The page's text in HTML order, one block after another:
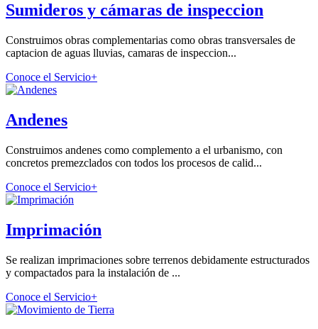
Sumideros y cámaras de inspeccion
Construimos obras complementarias como obras transversales de
captacion de aguas lluvias, camaras de inspeccion...
Conoce el Servicio+
Andenes
Construimos andenes como complemento a el urbanismo, con
concretos premezclados con todos los procesos de calid...
Conoce el Servicio+
Imprimación
Se realizan imprimaciones sobre terrenos debidamente estructurados
y compactados para la instalación de ...
Conoce el Servicio+